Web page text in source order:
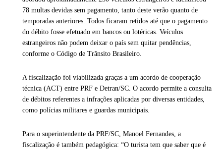
78 multas devidas sem pagamento, tanto deste verão quanto de
temporadas anteriores. Todos ficaram retidos até que o pagamento
do débito fosse efetuado em bancos ou lotéricas. Veículos
estrangeiros não podem deixar o país sem quitar pendências,
conforme o Código de Trânsito Brasileiro.
A fiscalização foi viabilizada graças a um acordo de cooperação
técnica (ACT) entre PRF e Detran/SC. O acordo permite a consulta
de débitos referentes a infrações aplicadas por diversas entidades,
como polícias militares e guardas municipais.
Para o superintendente da PRF/SC, Manoel Fernandes, a
fiscalização é também pedagógica: “O turista tem que saber que é